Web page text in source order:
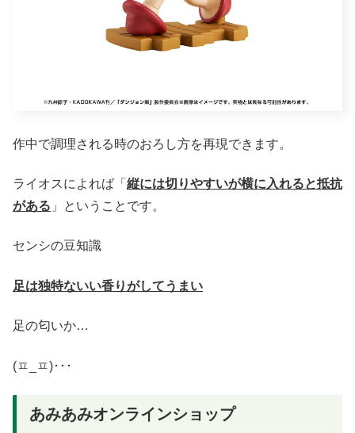
作中で調理される時のおろし方を再現できます。
ライオスによれば「 縦には切りやすいが横に入れると抵抗
がある 」ということです。
センシの豆知識
足は独特ないい香りがしてうまい
足の匂いか…
(ㅍ_ㅍ)･･･
あみあみオンラインショップ